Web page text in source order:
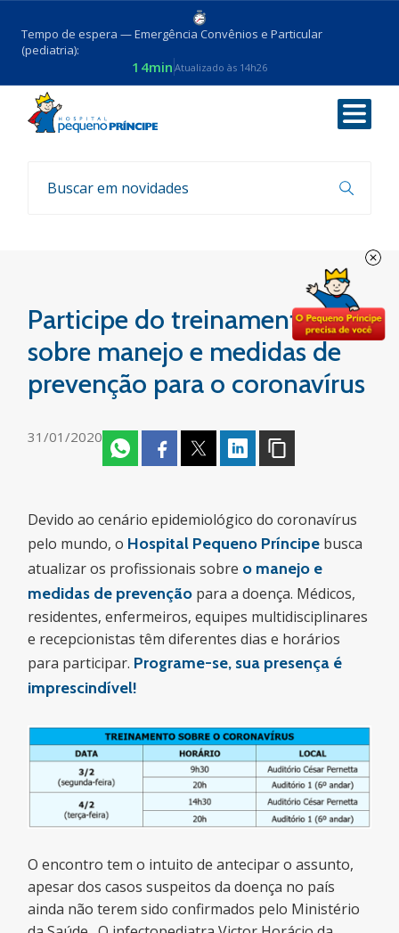
Tempo de espera — Emergência Convênios e Particular
(pediatria):
14min Atualizado às 14h26
Voltar
Coronavirus
Participe do treinamento
sobre manejo e medidas de
prevenção para o coronavírus
31/01/2020
Devido ao cenário epidemiológico do coronavírus
pelo mundo, o Hospital Pequeno Príncipe busca
atualizar os profissionais sobre o manejo e
medidas de prevenção para a doença. Médicos,
residentes, enfermeiros, equipes multidisciplinares
e recepcionistas têm diferentes dias e horários
para participar. Programe-se, sua presença é
imprescindível!
O encontro tem o intuito de antecipar o assunto,
apesar dos casos suspeitos da doença no país
ainda não terem sido confirmados pelo Ministério